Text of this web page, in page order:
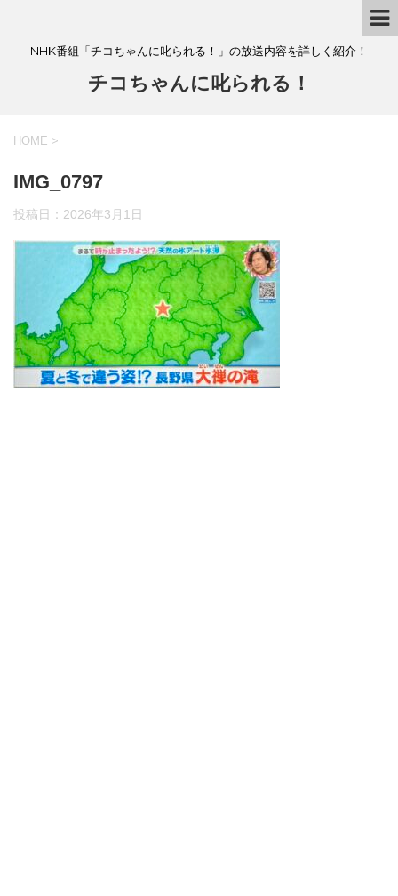
NHK番組「チコちゃんに叱られる！」の放送内容を詳しく紹介！
チコちゃんに叱られる！
HOME >
IMG_0797
投稿日： 2026年3月1日